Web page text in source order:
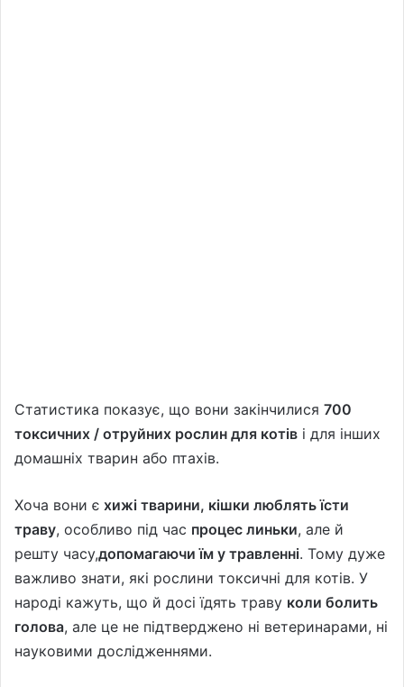
Статистика показує, що вони закінчилися 700
токсичних / отруйних рослин для котів і для інших
домашніх тварин або птахів.
Хоча вони є хижі тварини, кішки люблять їсти
траву, особливо під час процес линьки, але й
решту часу,допомагаючи їм у травленні. Тому дуже
важливо знати, які рослини токсичні для котів. У
народі кажуть, що й досі їдять траву коли болить
голова, але це не підтверджено ні ветеринарами, ні
науковими дослідженнями.